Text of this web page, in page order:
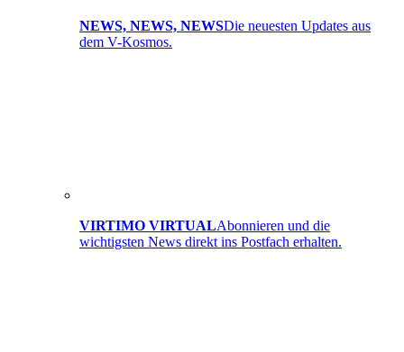
NEWS, NEWS, NEWSDie neuesten Updates aus
dem V-Kosmos.
VIRTIMO VIRTUALAbonnieren und die
wichtigsten News direkt ins Postfach erhalten.